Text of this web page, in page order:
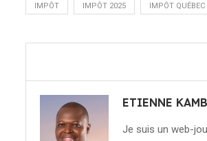
IMPÔT IMPÔT 2025 IMPÔT QUÉBEC
ETIENNE
Je suis un web-